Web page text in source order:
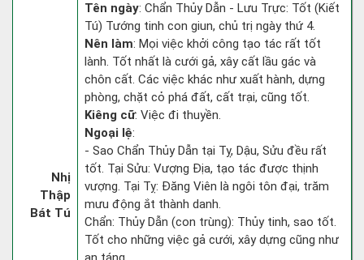
Nhị
Thập
Bát Tú
Tên ngày: Chẩn Thủy Dẫn - Lưu Trực: Tốt (Kiết
Tú) Tướng tinh con giun, chủ trị ngày thứ 4.
Nên làm: Mọi việc khởi công tạo tác rất tốt
lành. Tốt nhất là cưới gả, xây cất lầu gác và
chôn cất. Các việc khác như xuất hành, dựng
phòng, chặt cỏ phá đất, cất trại, cũng tốt.
Kiêng cữ: Việc đi thuyền.
Ngoại lệ:
- Sao Chẩn Thủy Dẫn tại Tỵ, Dậu, Sửu đều rất
tốt. Tại Sửu: Vượng Địa, tạo tác được thịnh
vượng. Tại Tỵ: Đăng Viên là ngôi tôn đại, trăm
mưu động ắt thành danh.
Chẩn: Thủy Dẫn (con trùng): Thủy tinh, sao tốt.
Tốt cho những việc gả cưới, xây dựng cũng như